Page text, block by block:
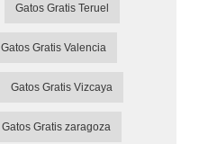
Gatos Gratis Teruel
Gatos Gratis Valencia
Gatos Gratis Vizcaya
Gatos Gratis zaragoza